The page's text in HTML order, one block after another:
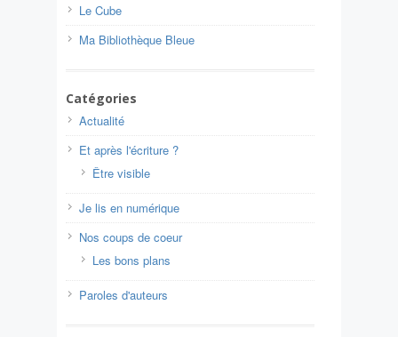
Le Cube
Ma Bibliothèque Bleue
Catégories
Actualité
Et après l'écriture ?
Être visible
Je lis en numérique
Nos coups de coeur
Les bons plans
Paroles d'auteurs